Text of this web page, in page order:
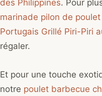
des Philippines. Pour
marinade pilon de
Portugais Grillé Piri-Piri
régaler.
Et pour une touche
notre poulet barbecue